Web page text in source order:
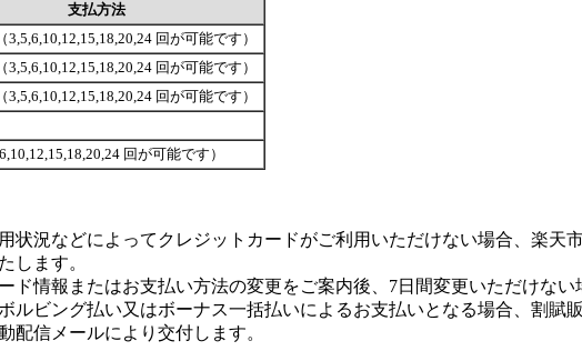
支払方法
3,5,6,10,12,15,18,20,24 回が可能です）
3,5,6,10,12,15,18,20,24 回が可能です）
3,5,6,10,12,15,18,20,24 回が可能です）
回が可能です）
状況などによってクレジットカードがご利用いただけない場合、楽
します。
ド情報またはお支払い方法の変更をご案内後、7日間変更いただけな
ルビング払い又はボーナス一括払いによるお支払いとなる場合、割賦
配信メールにより交付します。